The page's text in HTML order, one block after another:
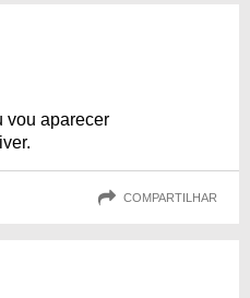
vou aparecer
COMPARTILHAR